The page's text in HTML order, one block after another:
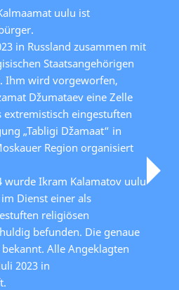
uulu ist
in Russland zusammen mit
Staatsangehörigen
Ihm wird vorgeworfen,
Džumataev eine Zelle
extremistisch eingestuften
„Tabligi Džamaat“ in
Region organisiert
wurde Ikram Kalamatov uulu
Dienst einer als
religiösen
befunden. Die genaue
Alle Angeklagten
2023 in